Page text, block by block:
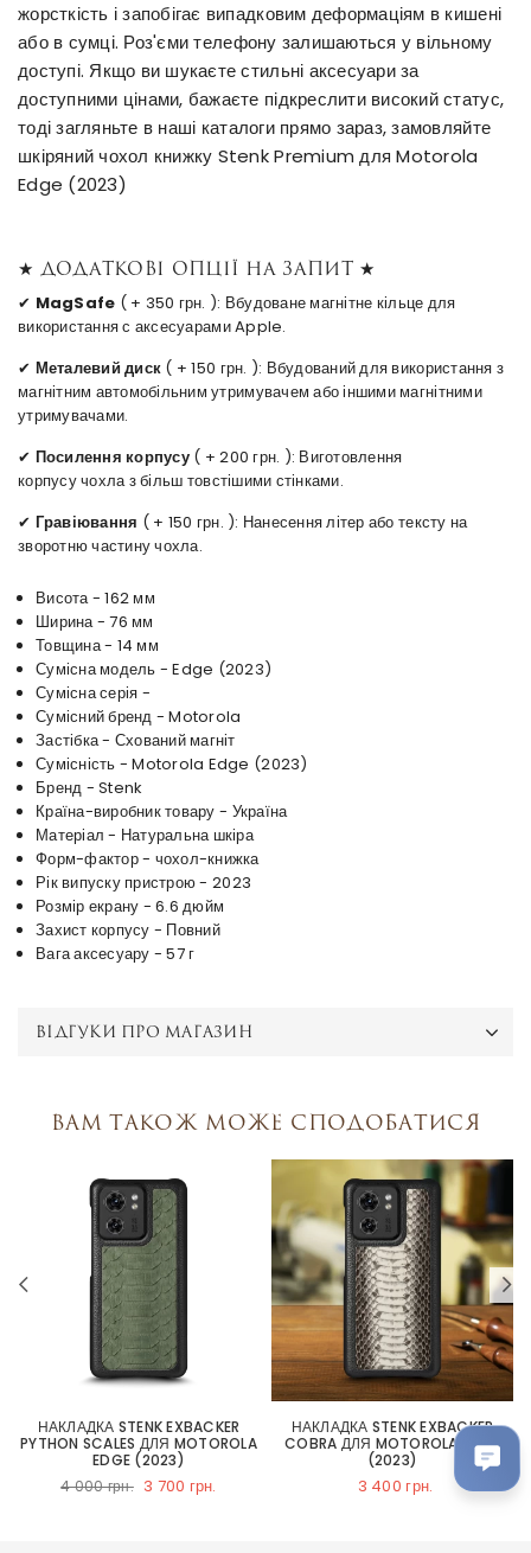
жорсткість і запобігає випадковим деформаціям в кишені
або в сумці. Роз'єми телефону залишаються у вільному
доступі. Якщо ви шукаєте стильні аксесуари за
доступними цінами, бажаєте підкреслити високий статус,
тоді загляньте в наші каталоги прямо зараз, замовляйте
шкіряний чохол книжку Stenk Premium для Motorola
Edge (2023)
★ Додаткові опції на запит ★
✔ MagSafe ( + 350 грн. ): Вбудоване магнітне кільце для
використання с аксесуарами Apple.
✔ Металевий диск ( + 150 грн. ): Вбудований для використання з
магнітним автомобільним утримувачем або іншими магнітними
утримувачами.
✔ Посилення корпусу ( + 200 грн. ): Виготовлення
корпусу чохла з більш товстішими стінками.
✔ Гравіювання ( + 150 грн. ): Нанесення літер або тексту на
зворотню частину чохла.
Висота - 162 мм
Ширина - 76 мм
Товщина - 14 мм
Сумісна модель - Edge (2023)
Сумісна серія -
Сумісний бренд - Motorola
Застібка - Схований магніт
Сумісність - Motorola Edge (2023)
Бренд - Stenk
Країна-виробник товару - Україна
Матеріал - Натуральна шкіра
Форм-фактор - чохол-книжка
Рік випуску пристрою - 2023
Розмір екрану - 6.6 дюйм
Захист корпусу - Повний
Вага аксесуару - 57 г
ВІДГУКИ ПРО МАГАЗИН
Вам також може сподобатися
НАКЛАДКА STENK EXBACKER
PYTHON SCALES ДЛЯ MOTOROLA
EDGE (2023)
4 000 грн. 3 700 грн.
НАКЛАДКА STENK EXBACKER
COBRA ДЛЯ MOTOROLA EDGE
(2023)
3 400 грн.